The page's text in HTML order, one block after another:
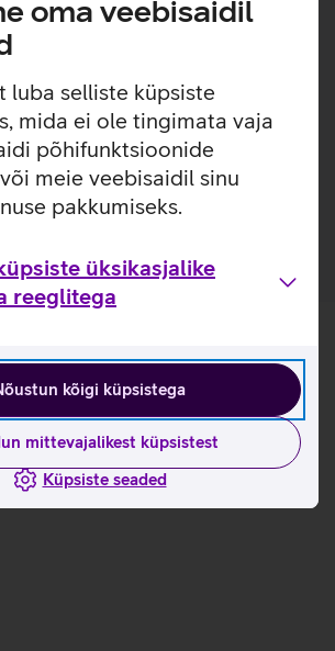
oma veebisaidil
luba selliste küpsiste
mida ei ole tingimata vaja
põhifunktsioonide
meie veebisaidil sinu
pakkumiseks.
üksikasjalike
reeglitega
kõigi küpsistega
mittevajalikest küpsistest
Küpsiste seaded
ning mobiiltelefoni. Reisima minnes
kohvrisangale. Õlapael koos
lisab kasutusmugavust ja
kandjale.
Port Designs Zurich omaduste ja
tootja kodulehel